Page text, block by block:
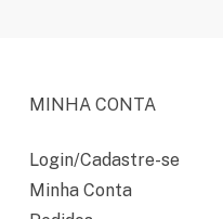
MINHA CONTA
Login/Cadastre-se
Minha Conta